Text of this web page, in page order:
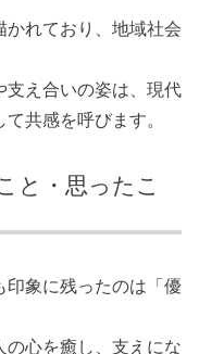
れており、地域社会
支え合いの姿は、現代
共感を呼びます。
と・思ったこ
印象に残ったのは「優
心を癒し、支えにな